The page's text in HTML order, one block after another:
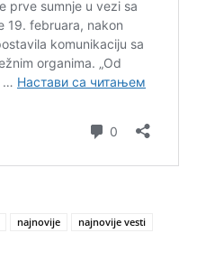
najnovije
najnovije vesti